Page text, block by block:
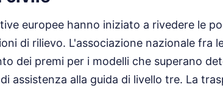
europee hanno iniziato a rivedere le
di rilievo. L'associazione nazionale fra
dei premi per i modelli che superano
assistenza alla guida di livello tre. La